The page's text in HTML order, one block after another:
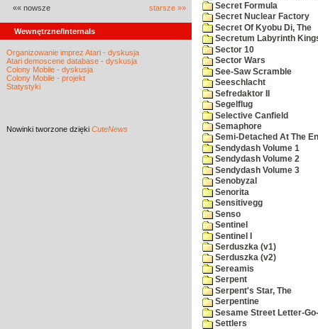
«« nowsze starsze »»
Wewnętrzne/Internals
Organizowanie imprez Atari - dyskusja
Atari demoscene database - dyskusja
Colony Mobile - dyskusja
Colony Mobile - projekt
Statystyki
Nowinki tworzone dzięki CuteNews
Secret Formula
Secret Nuclear Factory
Secret Of Kyobu Di, The
Secretum Labyrinth
Sector 10
Sector Wars
See-Saw Scramble
Seeschlacht
Sefredaktor II
Segelflug
Selective Canfield
Semaphore
Semi-Detached At The
Sendydash Volume 1
Sendydash Volume 2
Sendydash Volume 3
Senobyzal
Senorita
Sensitivegg
Senso
Sentinel
Sentinel I
Serduszka (v1)
Serduszka (v2)
Sereamis
Serpent
Serpent's Star, The
Serpentine
Sesame Street Letter-
Settlers